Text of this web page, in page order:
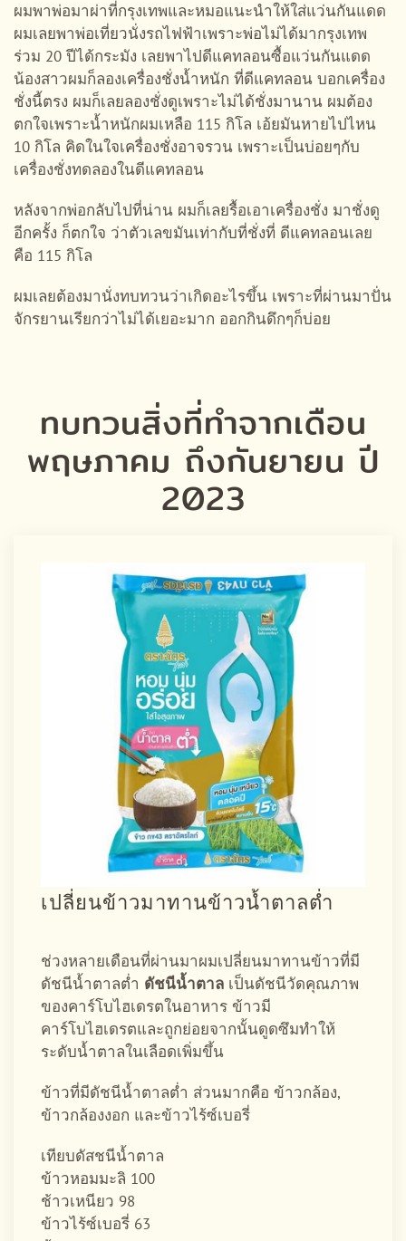
ผมพาพ่อมาผ่าที่กรุงเทพและหมอแนะนำให้ใส่แว่นกันแดด
ผมเลยพาพ่อเที่ยวนั่งรถไฟฟ้าเพราะพ่อไม่ได้มากรุงเทพ
ร่วม 20 ปีได้กระมัง เลยพาไปดีแคทลอนซื้อแว่นกันแดด
น้องสาวผมก็ลองเครื่องชั่งน้ำหนัก ที่ดีแคทลอน บอกเครื่อง
ชั่งนี้ตรง ผมก็เลยลองชั่งดูเพราะไม่ได้ชั่งมานาน ผมต้อง
ตกใจเพราะน้ำหนักผมเหลือ 115 กิโล เอ้ยมันหายไปไหน
10 กิโล คิดในใจเครื่องชั่งอาจรวน เพราะเป็นบ่อยๆกับ
เครื่องชั่งทดลองในดีแคทลอน
หลังจากพ่อกลับไปที่น่าน ผมก็เลยรื้อเอาเครื่องชั่ง มาชั่งดู
อีกครั้ง ก็ตกใจ ว่าตัวเลขมันเท่ากับที่ชั่งที่ ดีแคทลอนเลย
คือ 115 กิโล
ผมเลยต้องมานั่งทบทวนว่าเกิดอะไรขึ้น เพราะที่ผ่านมาปั่น
จักรยานเรียกว่าไม่ได้เยอะมาก ออกกินดึกๆก็บ่อย
ทบทวนสิ่งที่ทำจากเดือน
พฤษภาคม ถึงกันยายน ปี
2023
เปลี่ยนข้าวมาทานข้าวน้ำตาลต่ำ
ช่วงหลายเดือนที่ผ่านมาผมเปลี่ยนมาทานข้าวที่มี
ดัชนีน้ำตาลต่ำ ดัชนีน้ำตาล เป็นดัชนีวัดคุณภาพ
ของคาร์โบไฮเดรตในอาหาร ข้าวมี
คาร์โบไฮเดรตและถูกย่อยจากนั้นดูดซึมทำให้
ระดับน้ำตาลในเลือดเพิ่มขึ้น
ข้าวที่มีดัชนีน้ำตาลต่ำ ส่วนมากคือ ข้าวกล้อง,
ข้าวกล้องงอก และข้าวไร้ซ์เบอรี่
เทียบดัสชนีน้ำตาล
ข้าวหอมมะลิ 100
ช้าวเหนียว 98
ข้าวไร้ซ์เบอรี่ 63